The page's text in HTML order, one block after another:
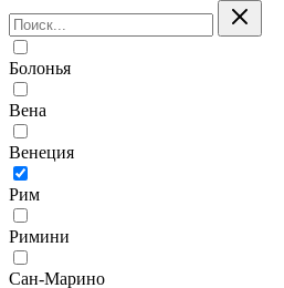
Болонья
Вена
Венеция
Рим
Римини
Сан-Марино